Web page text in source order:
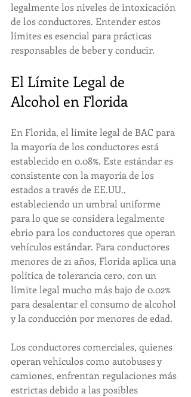
legalmente los niveles de intoxicación
de los conductores. Entender estos
límites es esencial para prácticas
responsables de beber y conducir.
El Límite Legal de
Alcohol en Florida
En Florida, el límite legal de BAC para
la mayoría de los conductores está
establecido en 0.08%. Este estándar es
consistente con la mayoría de los
estados a través de EE.UU.,
estableciendo un umbral uniforme
para lo que se considera legalmente
ebrio para los conductores que operan
vehículos estándar. Para conductores
menores de 21 años, Florida aplica una
política de tolerancia cero, con un
límite legal mucho más bajo de 0.02%
para desalentar el consumo de alcohol
y la conducción por menores de edad.
Los conductores comerciales, quienes
operan vehículos como autobuses y
camiones, enfrentan regulaciones más
estrictas debido a las posibles